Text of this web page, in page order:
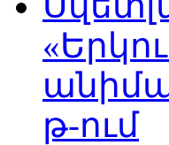
թ-ում